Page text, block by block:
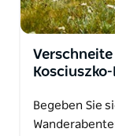
Kleidung oder
tragen, diese
Ein großer
sich das
jeden Tag nur
Mittagessen!
Begeben Sie